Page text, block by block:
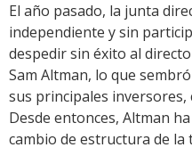
El año pasado, la junta
independiente y sin
despedir sin éxito al
Sam Altman, lo que
sus principales
Desde entonces, Altman
cambio de estructura de la